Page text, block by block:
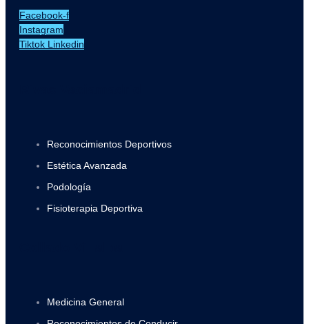
Facebook-f
Instagram
Tiktok Linkedin
Reconocimientos Deportivos
Estética Avanzada
Podología
Fisioterapia Deportiva
Medicina General